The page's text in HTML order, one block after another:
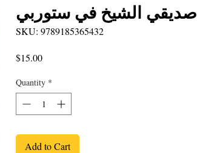
صديقي الشيخ في ستوربي
SKU: 9789185365432
$15.00Price
Quantity *
Add to Cart